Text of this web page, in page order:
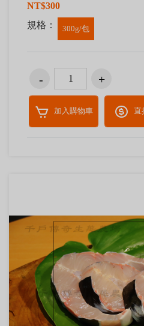
NT$300
規格：
300g/包
加入購物車 直